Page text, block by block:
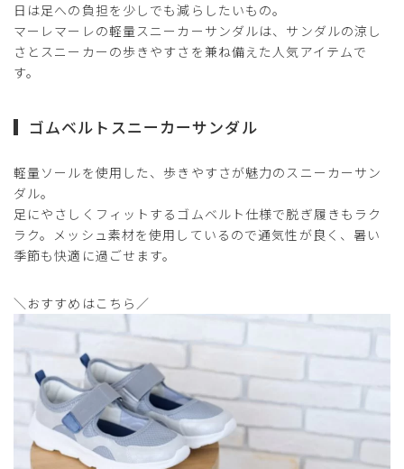
日は足への負担を少しでも減らしたいもの。
マーレマーレの軽量スニーカーサンダルは、サンダルの涼し
さとスニーカーの歩きやすさを兼ね備えた人気アイテムで
す。
ゴムベルトスニーカーサンダル
軽量ソールを使用した、歩きやすさが魅力のスニーカーサン
ダル。
足にやさしくフィットするゴムベルト仕様で脱ぎ履きもラク
ラク。メッシュ素材を使用しているので通気性が良く、暑い
季節も快適に過ごせます。
＼おすすめはこちら／